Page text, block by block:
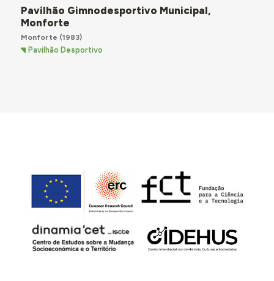
Pavilhão Gimnodesportivo Municipal,
Monforte
Monforte (1983)
Pavilhão Desportivo